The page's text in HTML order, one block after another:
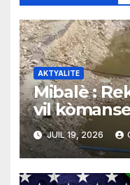
AKTYALITE
Mibalè :
vil
yo
JUIL 19, 2026